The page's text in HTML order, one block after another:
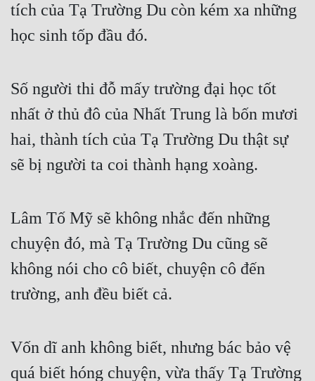
tích của Tạ Trường Du còn kém xa những
học sinh tốp đầu đó.
Số người thi đỗ mấy trường đại học tốt
nhất ở thủ đô của Nhất Trung là bốn mươi
hai, thành tích của Tạ Trường Du thật sự
sẽ bị người ta coi thành hạng xoàng.
Lâm Tố Mỹ sẽ không nhắc đến những
chuyện đó, mà Tạ Trường Du cũng sẽ
không nói cho cô biết, chuyện cô đến
trường, anh đều biết cả.
Vốn dĩ anh không biết, nhưng bác bảo vệ
quá biết hóng chuyện, vừa thấy Tạ Trường